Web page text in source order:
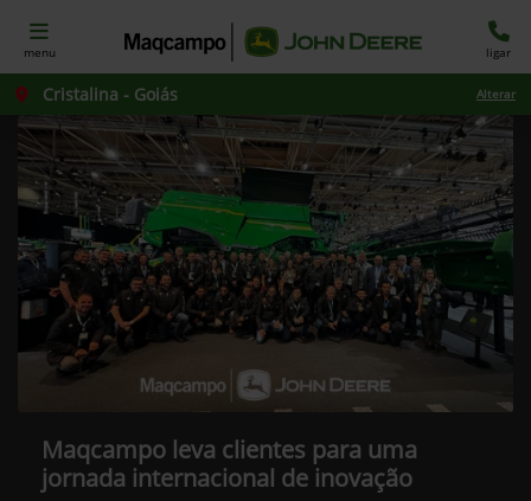
menu ligar
Cristalina - Goiás Alterar
Maqcampo leva clientes para uma
jornada internacional de inovação